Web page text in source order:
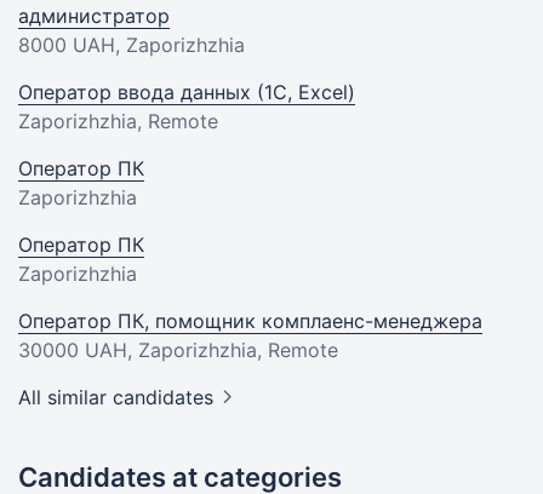
администратор
8000 UAH, Zaporizhzhia
Оператор ввода данных (1С, Excel)
Zaporizhzhia, Remote
Оператор ПК
Zaporizhzhia
Оператор ПК
Zaporizhzhia
Оператор ПК, помощник комплаенс-менеджера
30000 UAH, Zaporizhzhia, Remote
All similar candidates
Candidates at categories